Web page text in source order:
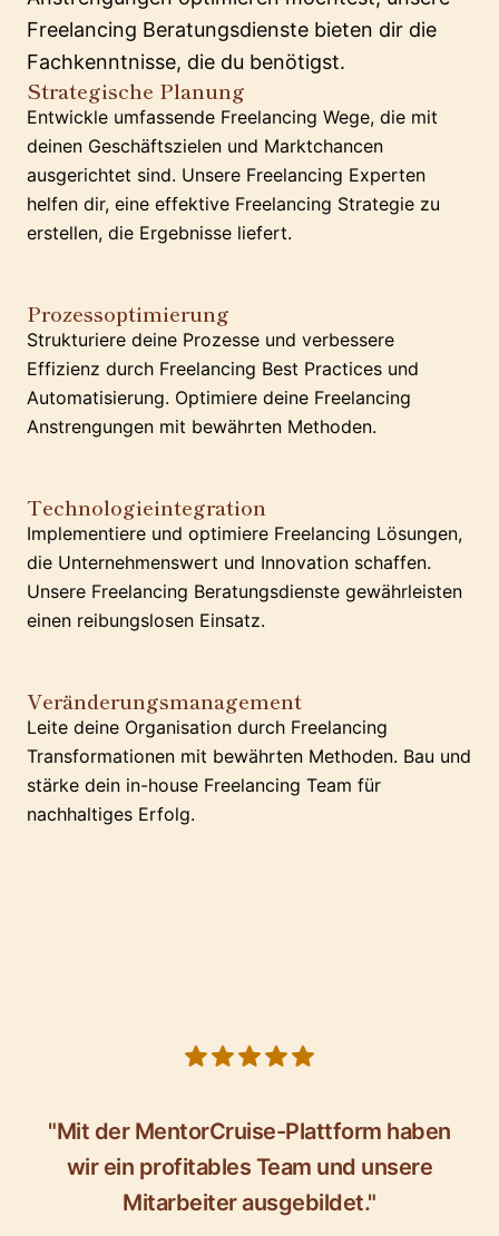
Freelancing Beratungsdienste bieten dir die
Fachkenntnisse, die du benötigst.
Strategische Planung
Entwickle umfassende Freelancing Wege, die mit
deinen Geschäftszielen und Marktchancen
ausgerichtet sind. Unsere Freelancing Experten
helfen dir, eine effektive Freelancing Strategie zu
erstellen, die Ergebnisse liefert.
Prozessoptimierung
Strukturiere deine Prozesse und verbessere
Effizienz durch Freelancing Best Practices und
Automatisierung. Optimiere deine Freelancing
Anstrengungen mit bewährten Methoden.
Technologieintegration
Implementiere und optimiere Freelancing Lösungen,
die Unternehmenswert und Innovation schaffen.
Unsere Freelancing Beratungsdienste gewährleisten
einen reibungslosen Einsatz.
Veränderungsmanagement
Leite deine Organisation durch Freelancing
Transformationen mit bewährten Methoden. Bau und
stärke dein in-house Freelancing Team für
nachhaltiges Erfolg.
"Mit der MentorCruise-Plattform haben
wir ein profitables Team und unsere
Mitarbeiter ausgebildet."